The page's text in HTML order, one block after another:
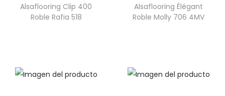
Alsaflooring Clip 400
Roble Rafia 518
Alsaflooring Élégant
Roble Molly 706 4MV